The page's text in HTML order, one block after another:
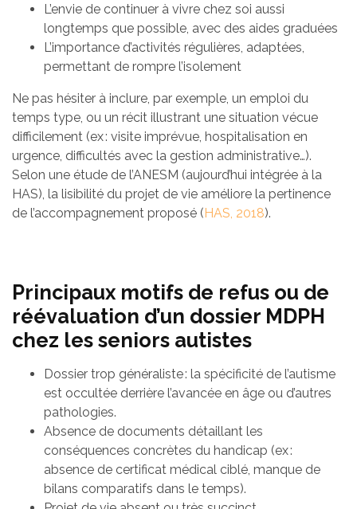
L’envie de continuer à vivre chez soi aussi
longtemps que possible, avec des aides graduées
L’importance d’activités régulières, adaptées,
permettant de rompre l’isolement
Ne pas hésiter à inclure, par exemple, un emploi du
temps type, ou un récit illustrant une situation vécue
difficilement (ex : visite imprévue, hospitalisation en
urgence, difficultés avec la gestion administrative…).
Selon une étude de l’ANESM (aujourd’hui intégrée à la
HAS), la lisibilité du projet de vie améliore la pertinence
de l’accompagnement proposé (HAS, 2018).
Principaux motifs de refus ou de
réévaluation d’un dossier MDPH
chez les seniors autistes
Dossier trop généraliste : la spécificité de l’autisme
est occultée derrière l’avancée en âge ou d’autres
pathologies.
Absence de documents détaillant les
conséquences concrètes du handicap (ex :
absence de certificat médical ciblé, manque de
bilans comparatifs dans le temps).